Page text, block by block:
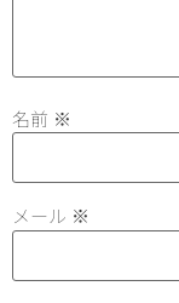
名前 ※
メール ※